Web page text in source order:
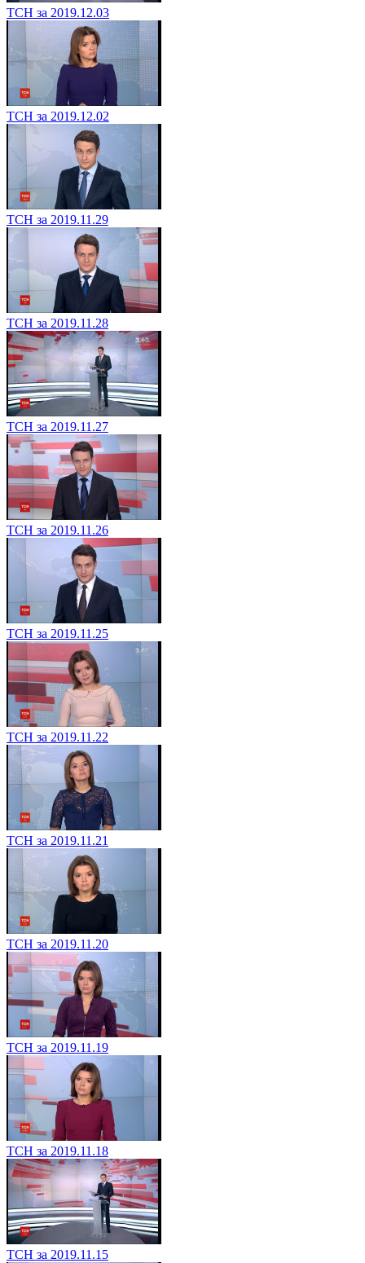
ТСН за 2019.12.03
ТСН за 2019.12.02
ТСН за 2019.11.29
ТСН за 2019.11.28
ТСН за 2019.11.27
ТСН за 2019.11.26
ТСН за 2019.11.25
ТСН за 2019.11.22
ТСН за 2019.11.21
ТСН за 2019.11.20
ТСН за 2019.11.19
ТСН за 2019.11.18
ТСН за 2019.11.15